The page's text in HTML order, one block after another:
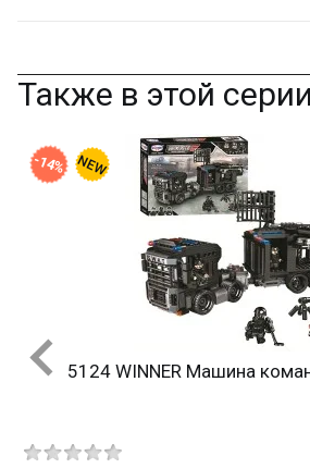
Также в этой серии
5124 WINNER Машина
-14%